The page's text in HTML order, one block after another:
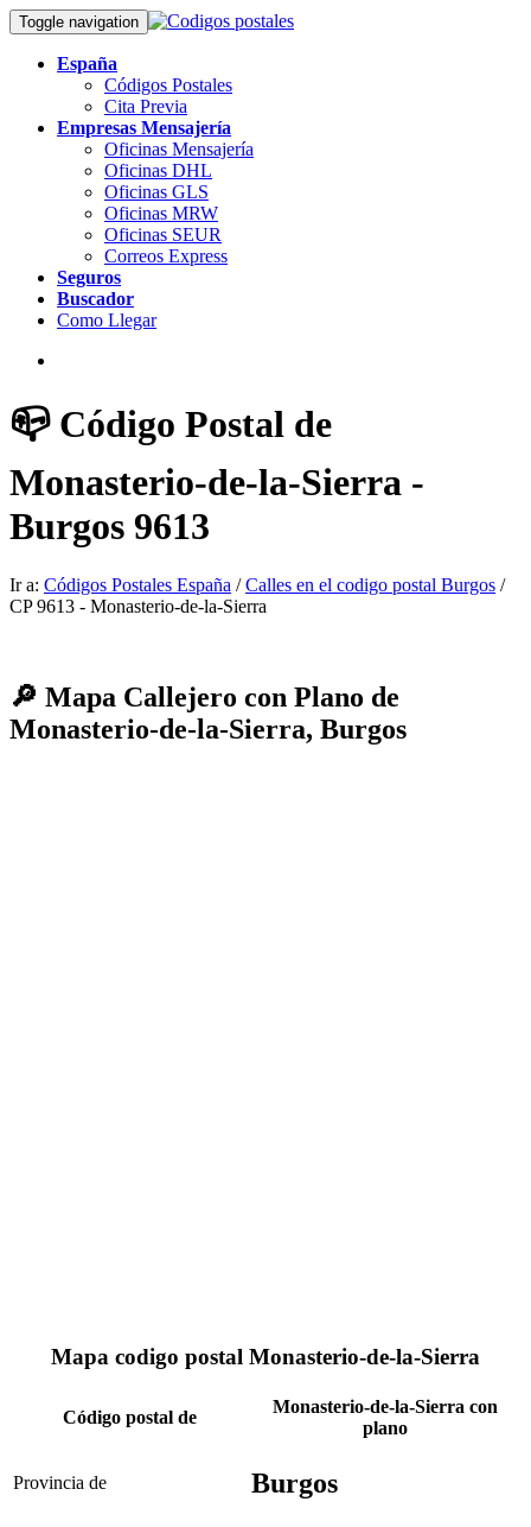
Toggle navigation
España
Códigos Postales
Cita Previa
Empresas Mensajería
Oficinas Mensajería
Oficinas DHL
Oficinas GLS
Oficinas MRW
Oficinas SEUR
Correos Express
Seguros
Buscador
Como Llegar
📪 Código Postal de
Monasterio-de-la-Sierra -
Burgos 9613
Ir a: Códigos Postales España /Calles en el codigo postal Burgos /
CP 9613 - Monasterio-de-la-Sierra
🔎 Mapa Callejero con Plano de
Monasterio-de-la-Sierra, Burgos
Mapa codigo postal Monasterio-de-la-Sierra
Código postal de
Monasterio-de-la-Sierra con
plano
Provincia de Burgos